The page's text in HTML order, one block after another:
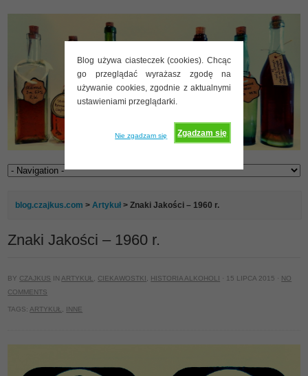
Blog używa ciasteczek (cookies). Chcąc
go przeglądać wyrażasz zgodę na
używanie cookies, zgodnie z aktualnymi
ustawieniami przeglądarki.
Zgadzam się
Nie zgadzam się
blog.czajkus.com > Artykuł > Znaki Jakości – 1960 r.
Znaki Jakości – 1960 r.
BY CZAJKUS IN ARTYKUŁ CIEKAWOSTKI HISTORIA ALKOHOLI · 15 LIPCA 2015 · NO
COMMENTS
TAGS: ARTYKUŁ INNE